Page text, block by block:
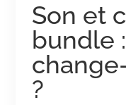
Son et
bundle
?